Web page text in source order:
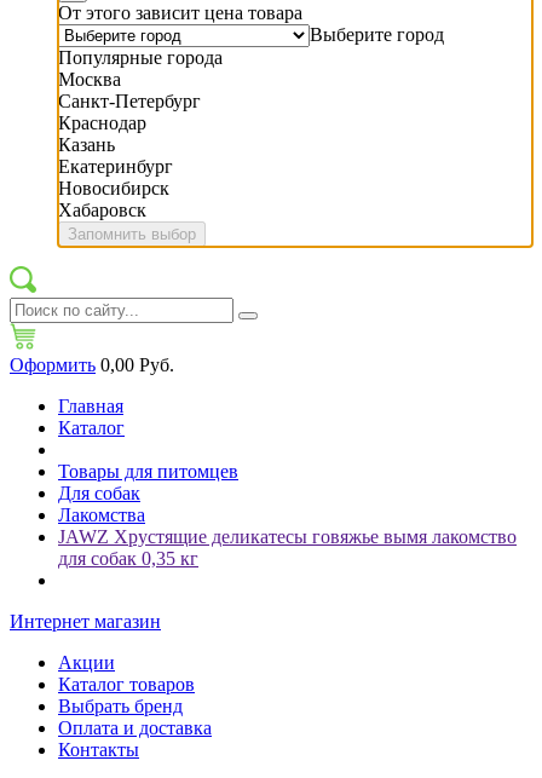
От этого зависит цена товара
Выберите город
Популярные города
Москва
Санкт-Петербург
Краснодар
Казань
Екатеринбург
Новосибирск
Хабаровск
Запомнить выбор
Оформить 0,00 Руб.
Главная
Каталог
Товары для питомцев
Для собак
Лакомства
JAWZ Хрустящие деликатесы говяжье вымя лакомство
для собак 0,35 кг
Интернет магазин
Акции
Каталог товаров
Выбрать бренд
Оплата и доставка
Контакты